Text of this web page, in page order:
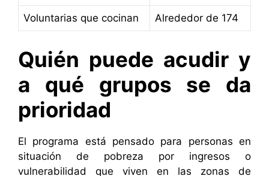
Voluntarias que cocinan Alrededor de 174
Quién puede acudir y
a qué grupos se da
prioridad
El programa está pensado para personas en
situación de pobreza por ingresos o
vulnerabilidad que viven en las zonas de